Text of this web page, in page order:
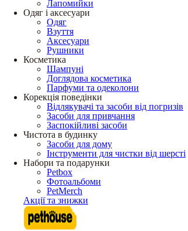
Лапомийки
Одяг і аксесуари
Одяг
Взуття
Аксесуари
Рушники
Косметика
Шампуні
Доглядова косметика
Парфуми та одеколони
Корекція поведінки
Відлякувачі та засоби від погризів
Засоби для привчання
Заспокійливі засоби
Чистота в будинку
Засоби для дому
Інструменти для чистки від шерсті
Набори та подарунки
Petbox
Фотоальбоми
PetMerch
Акції та знижки